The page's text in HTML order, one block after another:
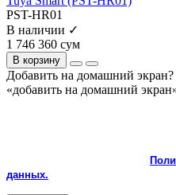
PST-HR01
В наличии ✓
1 746 360 сум
В корзину
Добавить на домашний экран?
«добавить на домашний
данных.